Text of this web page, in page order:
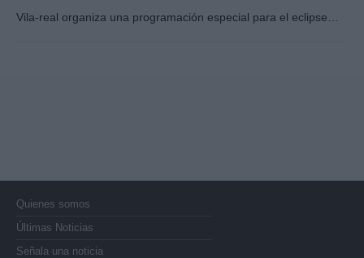
Vila-real organiza una programación especial para el eclipse…
Quienes somos
Últimas Noticias
Señala una noticia